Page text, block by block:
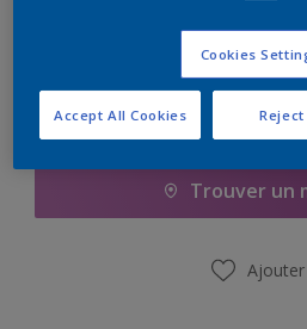
Ajouter à la
Trouver un
Ajouter
Cookies
Reject
Accept All Cookies